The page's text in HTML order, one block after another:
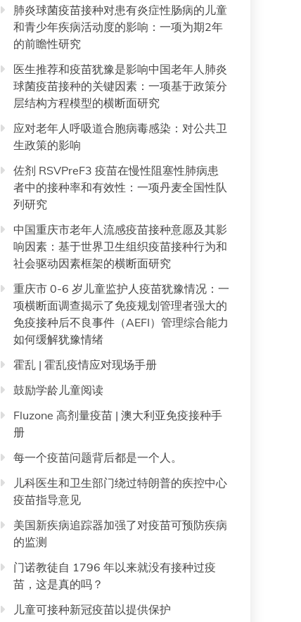
肺炎球菌疫苗接种对患有炎症性肠病的儿童
和青少年疾病活动度的影响：一项为期2年
的前瞻性研究
医生推荐和疫苗犹豫是影响中国老年人肺炎
球菌疫苗接种的关键因素：一项基于政策分
层结构方程模型的横断面研究
应对老年人呼吸道合胞病毒感染：对公共卫
生政策的影响
佐剂 RSVPreF3 疫苗在慢性阻塞性肺病患
者中的接种率和有效性：一项丹麦全国性队
列研究
中国重庆市老年人流感疫苗接种意愿及其影
响因素：基于世界卫生组织疫苗接种行为和
社会驱动因素框架的横断面研究
重庆市 0-6 岁儿童监护人疫苗犹豫情况：一
项横断面调查揭示了免疫规划管理者强大的
免疫接种后不良事件（AEFI）管理综合能力
如何缓解犹豫情绪
霍乱 | 霍乱疫情应对现场手册
鼓励学龄儿童阅读
Fluzone 高剂量疫苗 | 澳大利亚免疫接种手
册
每一个疫苗问题背后都是一个人。
儿科医生和卫生部门绕过特朗普的疾控中心
疫苗指导意见
美国新疾病追踪器加强了对疫苗可预防疾病
的监测
门诺教徒自 1796 年以来就没有接种过疫
苗，这是真的吗？
儿童可接种新冠疫苗以提供保护